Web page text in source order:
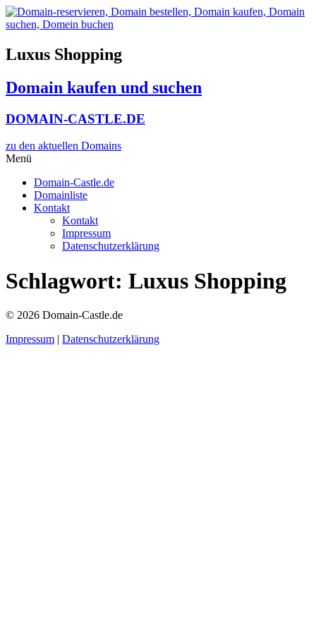
Zum
Inhalt
Luxus Shopping
Domain kaufen und suchen
DOMAIN-CASTLE.DE
zu den aktuellen Domains​
Menü
Domain-Castle.de
Domainliste
Kontakt
Kontakt
Impressum
Datenschutzerklärung
Schlagwort: Luxus Shopping
© 2026 Domain-Castle.de
Impressum | Datenschutzerklärung